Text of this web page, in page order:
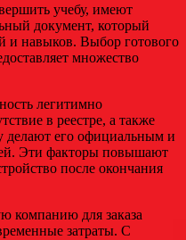
учебу, имеют
документ, который
и навыков. Выбор готового
множество
легитимно
в реестре, а также
делают его официальным и
Эти факторы повышают
после окончания
компанию для заказа
затраты. С